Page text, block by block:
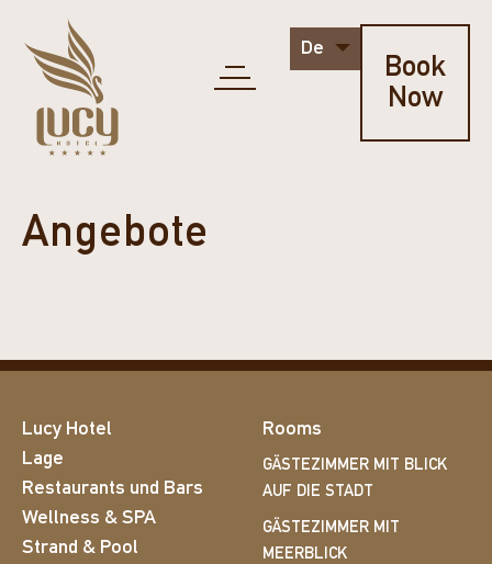
De
Book
Now
Angebote
Lucy Hotel
Lage
Restaurants und Bars
Wellness & SPA
Strand & Pool
Rooms
GÄSTEZIMMER MIT BLICK
AUF DIE STADT
GÄSTEZIMMER MIT
MEERBLICK